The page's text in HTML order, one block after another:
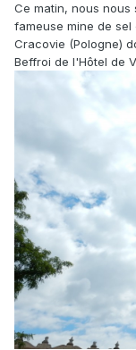
Ce matin, nous nous
fameuse mine de
Cracovie (Pologne)
Beffroi de l'Hôtel de